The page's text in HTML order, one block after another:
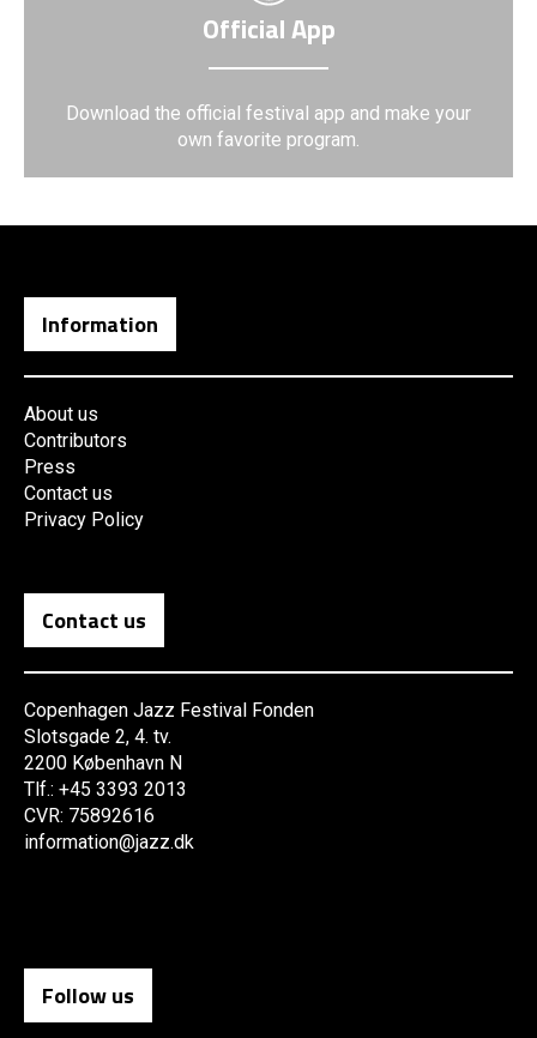
Official App
Download the official festival app and make your
own favorite program.
Information
About us
Contributors
Press
Contact us
Privacy Policy
Contact us
Copenhagen Jazz Festival Fonden
Slotsgade 2, 4. tv.
2200 København N
Tlf.: +45 3393 2013
CVR: 75892616
information@jazz.dk
Follow us